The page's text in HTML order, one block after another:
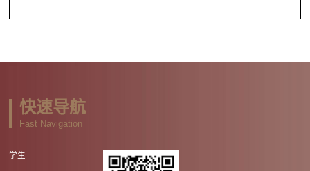
快速导航
Fast Navigation
学生